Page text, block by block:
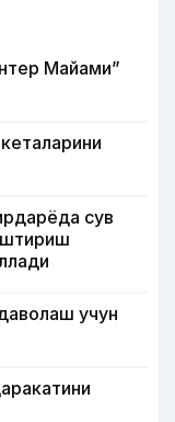
Майами”
сув
учун